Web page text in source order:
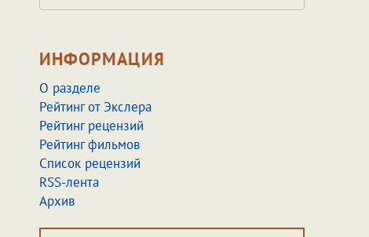
ИНФОРМАЦИЯ
О разделе
Рейтинг от Экслера
Рейтинг рецензий
Рейтинг фильмов
Список рецензий
RSS-лента
Архив